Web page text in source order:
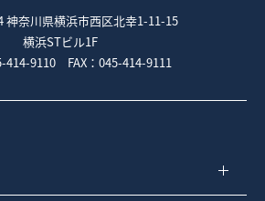
神奈川県横浜市西区北幸1-11-15
横浜STビル1F
414-9110 FAX：045-414-9111